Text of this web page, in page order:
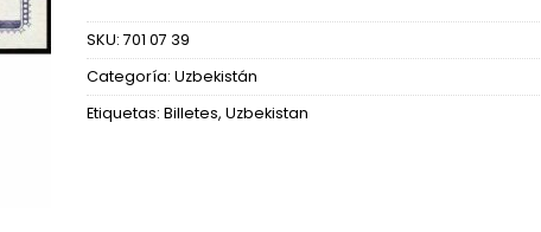
SKU: 701 07 39
Categoría: Uzbekistán
Etiquetas: Billetes, Uzbekistan